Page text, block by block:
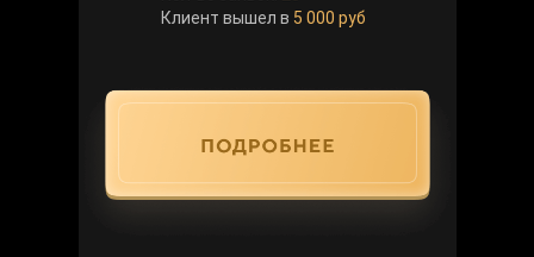
Клиент вышел в 5 000 руб